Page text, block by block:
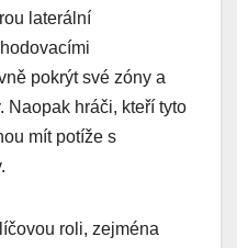
laterální
pokrýt své zóny a
Naopak hráči, kteří tyto
mít potíže s
roli, zejména